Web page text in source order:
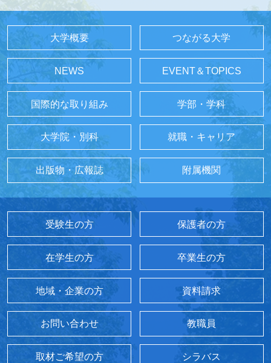
大学概要 つながる大学
NEWS EVENT＆TOPICS
国際的な取り組み 学部・学科
大学院・別科 就職・キャリア
出版物・広報誌 附属機関
受験生の方 保護者の方
在学生の方 卒業生の方
地域・企業の方 資料請求
お問い合わせ 教職員
取材ご希望の方 シラバス